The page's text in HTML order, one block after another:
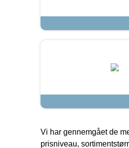
Vi har gennemgået de
prisniveau,